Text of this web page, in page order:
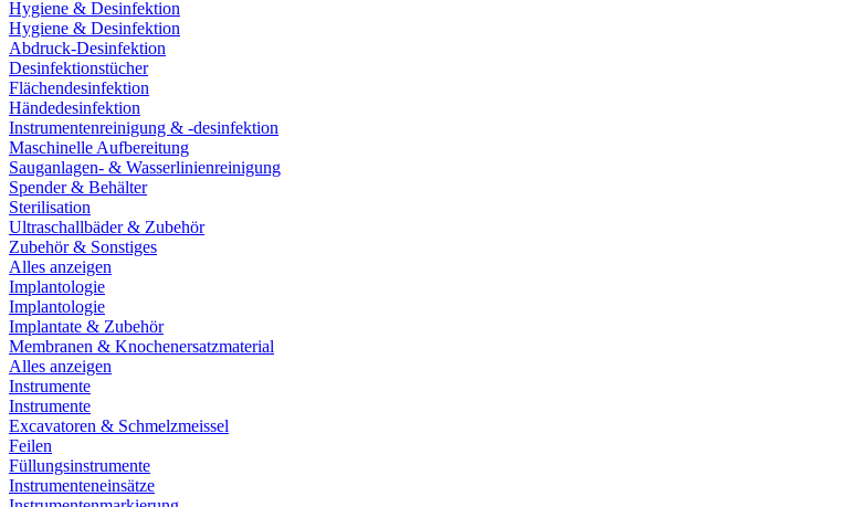
Hygiene & Desinfektion
Hygiene & Desinfektion
Abdruck-Desinfektion
Desinfektionstücher
Flächendesinfektion
Händedesinfektion
Instrumentenreinigung & -desinfektion
Maschinelle Aufbereitung
Sauganlagen- & Wasserlinienreinigung
Spender & Behälter
Sterilisation
Ultraschallbäder & Zubehör
Zubehör & Sonstiges
Alles anzeigen
Implantologie
Implantologie
Implantate & Zubehör
Membranen & Knochenersatzmaterial
Alles anzeigen
Instrumente
Instrumente
Excavatoren & Schmelzmeissel
Feilen
Füllungsinstrumente
Instrumenteneinsätze